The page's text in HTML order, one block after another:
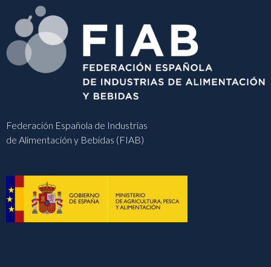
Federación Española de Industrias
de Alimentación y Bebidas (FIAB)